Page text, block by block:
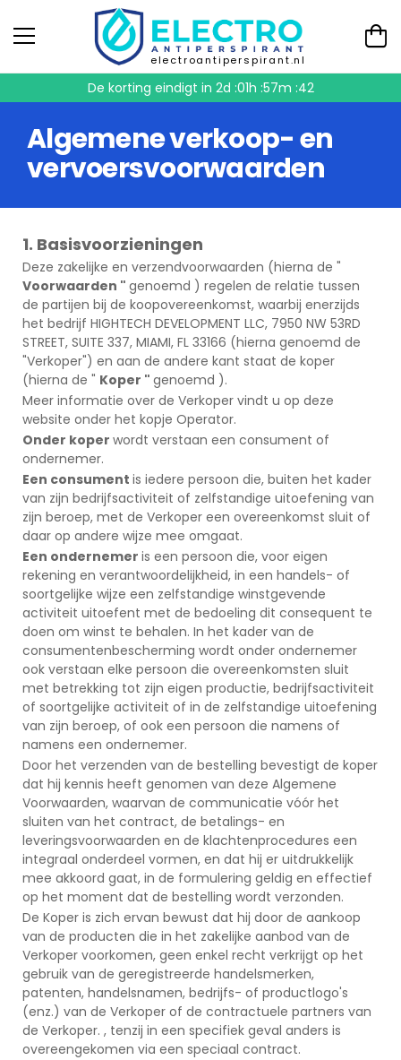
electroantiperspirant.nl
De korting eindigt in2d :01h :57m :41
Algemene verkoop- en
vervoersvoorwaarden
1. Basisvoorzieningen
Deze zakelijke en verzendvoorwaarden (hierna de "
Voorwaarden " genoemd ) regelen de relatie tussen
de partijen bij de koopovereenkomst, waarbij enerzijds
het bedrijf HIGHTECH DEVELOPMENT LLC, 7950 NW 53RD
STREET, SUITE 337, MIAMI, FL 33166 (hierna genoemd de
"Verkoper") en aan de andere kant staat de koper
(hierna de " Koper " genoemd ).
Meer informatie over de Verkoper vindt u op deze
website onder het kopje Operator.
Onder koper wordt verstaan een consument of
ondernemer.
Een consument is iedere persoon die, buiten het kader
van zijn bedrijfsactiviteit of zelfstandige uitoefening van
zijn beroep, met de Verkoper een overeenkomst sluit of
daar op andere wijze mee omgaat.
Een ondernemer is een persoon die, voor eigen
rekening en verantwoordelijkheid, in een handels- of
soortgelijke wijze een zelfstandige winstgevende
activiteit uitoefent met de bedoeling dit consequent te
doen om winst te behalen. In het kader van de
consumentenbescherming wordt onder ondernemer
ook verstaan elke persoon die overeenkomsten sluit
met betrekking tot zijn eigen productie, bedrijfsactiviteit
of soortgelijke activiteit of in de zelfstandige uitoefening
van zijn beroep, of ook een persoon die namens of
namens een ondernemer.
Door het verzenden van de bestelling bevestigt de koper
dat hij kennis heeft genomen van deze Algemene
Voorwaarden, waarvan de communicatie vóór het
sluiten van het contract, de betalings- en
leveringsvoorwaarden en de klachtenprocedures een
integraal onderdeel vormen, en dat hij er uitdrukkelijk
mee akkoord gaat, in de formulering geldig en effectief
op het moment dat de bestelling wordt verzonden.
De Koper is zich ervan bewust dat hij door de aankoop
van de producten die in het zakelijke aanbod van de
Verkoper voorkomen, geen enkel recht verkrijgt op het
gebruik van de geregistreerde handelsmerken,
patenten, handelsnamen, bedrijfs- of productlogo's
(enz.) van de Verkoper of de contractuele partners van
de Verkoper. , tenzij in een specifiek geval anders is
overeengekomen via een speciaal contract.